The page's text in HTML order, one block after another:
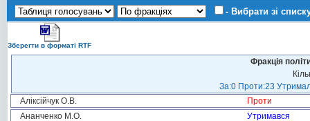
- Вибрати зі
Зберегти в форматі RTF
Фракція
За:0 Проти:23
Аліксійчук О.В.
Проти
Ананченко М.О.
Утримався